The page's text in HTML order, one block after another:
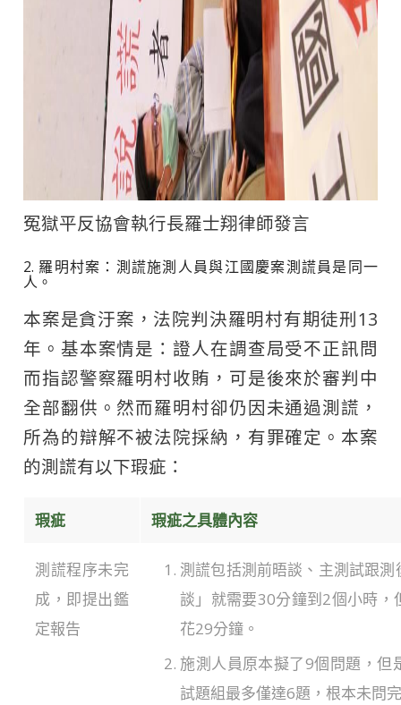
冤獄平反協會執行長羅士翔律師發言
2. 羅明村案：測謊施測人員與江國慶案測謊員是同一
人。
本案是貪汙案，法院判決羅明村有期徒刑13
年。基本案情是：證人在調查局受不正訊問
而指認警察羅明村收賄，可是後來於審判中
全部翻供。然而羅明村卻仍因未通過測謊，
所為的辯解不被法院採納，有罪確定。本案
的測謊有以下瑕疵：
瑕疵 瑕疵之具體內容
測謊程序未完
成，即提出鑑
定報告
測謊包括測前晤談、主測試跟
談」就需要30分鐘到2個小時，
花29分鐘。
施測人員原本擬了9個問題，但
試題組最多僅達6題，根本未問